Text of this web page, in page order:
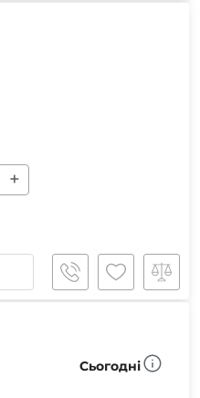
+
Сьогодні